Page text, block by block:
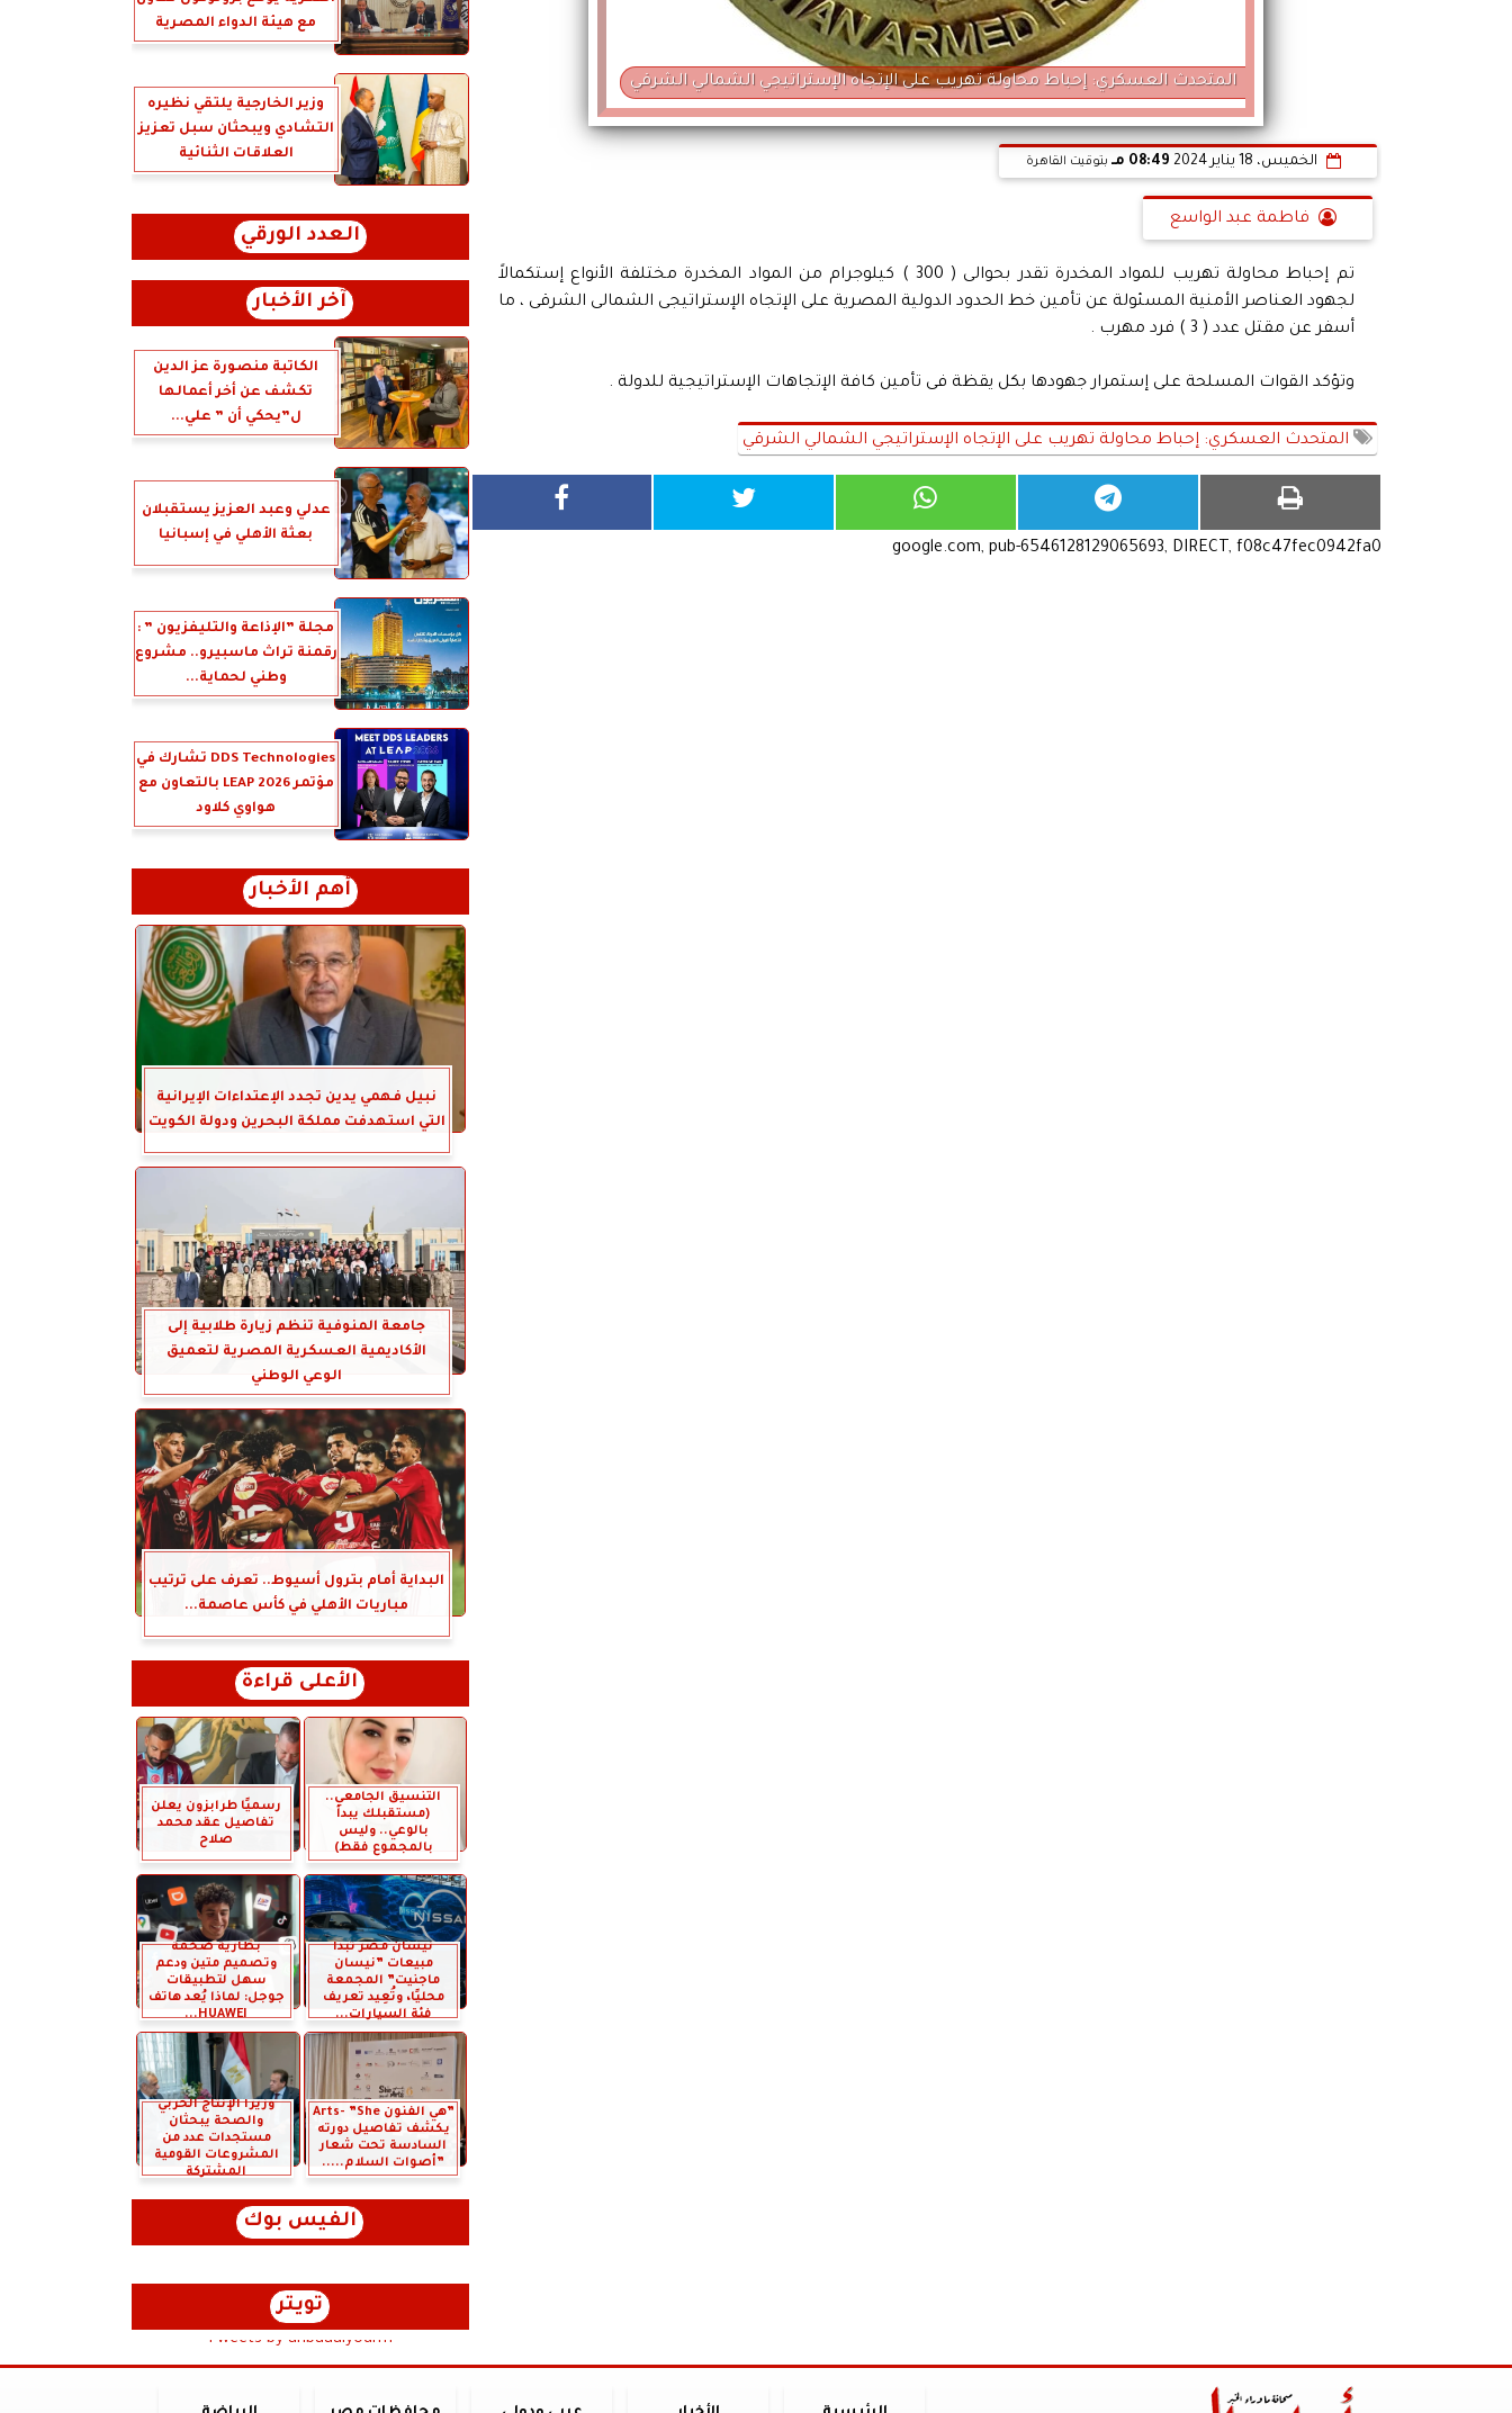
المتحدث العسكري: إحباط محاولة تهريب على الإتجاه الإستراتيجي الشمالي الشرقي
الخميس، 18 يناير 2024 08:49 مـ بتوقيت القاهرة
فاطمة عبد الواسع
تم إحباط محاولة تهريب للمواد المخدرة تقدر بحوالى ( 300 ) كيلوجرام من المواد المخدرة مختلفة الأنواع إستكمالاً
لجهود العناصر الأمنية المسئولة عن تأمين خط الحدود الدولية المصرية على الإتجاه الإستراتيجى الشمالى الشرقى ، ما
أسفر عن مقتل عدد ( 3 ) فرد مهرب .
وتؤكد القوات المسلحة على إستمرار جهودها بكل يقظة فى تأمين كافة الإتجاهات الإستراتيجية للدولة .
المتحدث العسكري: إحباط محاولة تهريب على الإتجاه الإستراتيجي الشمالي الشرقي
google.com, pub-6546128129065693, DIRECT, f08c47fec0942fa0
مع هيئة الدواء المصرية
وزير الخارجية يلتقي نظيره
التشادي ويبحثان سبل تعزيز
العلاقات الثنائية
العدد الورقي
آخر الأخبار
الكاتبة منصورة عز الدين
تكشف عن أخر أعمالها
ل”يحكي أن ” علي...
عدلي وعبد العزيز يستقبلان
بعثة الأهلي في إسبانيا
مجلة ”الإذاعة والتليفزيون ” :
رقمنة تراث ماسبيرو.. مشروع
وطني لحماية...
DDS Technologies تشارك في
مؤتمر LEAP 2026 بالتعاون مع
هواوي كلاود
أهم الأخبار
نبيل فهمي يدين تجدد الإعتداءات الإيرانية
التي استهدفت مملكة البحرين ودولة الكويت
جامعة المنوفية تنظم زيارة طلابية إلى
الأكاديمية العسكرية المصرية لتعميق
الوعي الوطني
البداية أمام بترول أسيوط.. تعرف على ترتيب
مباريات الأهلي في كأس عاصمة...
الأعلى قراءة
التنسيق الجامعي..
(مستقبلك يبدأ
بالوعي.. وليس
بالمجموع فقط)
رسميًا طرابزون يعلن
تفاصيل عقد محمد
صلاح
نيسان مصر تبدأ
مبيعات ”نيسان
ماجنيت” المجمعة
محليًا، وتُعِيد تعريف
فئة السيارات...
بطارية ضخمة
وتصميم متين ودعم
سهل لتطبيقات
جوجل: لماذا يُعد هاتف
HUAWEI...
”هي الفنون Arts- ”She
يكشف تفاصيل دورته
السادسة تحت شعار
”أصوات السلام.....
وزيرا الإنتاج الحربي
والصحة يبحثان
مستجدات عدد من
المشروعات القومية
المشتركة
الفيس بوك
تويتر
Tweets by anbaaalyoum1